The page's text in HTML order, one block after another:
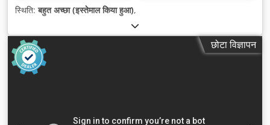
स्थिति:बहुत अच्छा (इस्तेमाल किया हुआ),
छोटा विज्ञापन